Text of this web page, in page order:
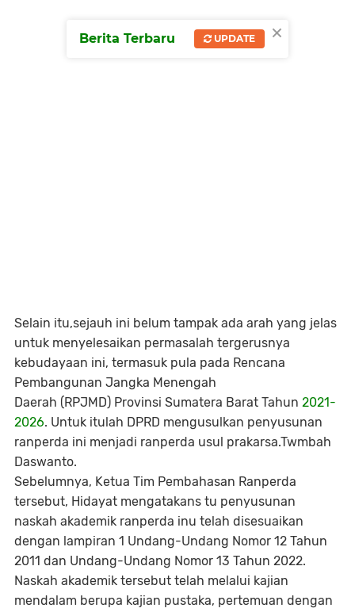
Selain itu,sejauh ini belum tampak ada arah yang jelas
untuk menyelesaikan permasalah tergerusnya
kebudayaan ini, termasuk pula pada Rencana
Pembangunan Jangka Menengah
Daerah (RPJMD) Provinsi Sumatera Barat Tahun 2021-
2026. Untuk itulah DPRD mengusulkan penyusunan
ranperda ini menjadi ranperda usul prakarsa.Twmbah
Daswanto.
Sebelumnya, Ketua Tim Pembahasan Ranperda
tersebut, Hidayat mengatakans tu penyusunan
naskah akademik ranperda inu telah disesuaikan
dengan lampiran 1 Undang-Undang Nomor 12 Tahun
2011 dan Undang-Undang Nomor 13 Tahun 2022.
Naskah akademik tersebut telah melalui kajian
mendalam berupa kajian pustaka, pertemuan dengan
×
Berita Terbaru UPDATE